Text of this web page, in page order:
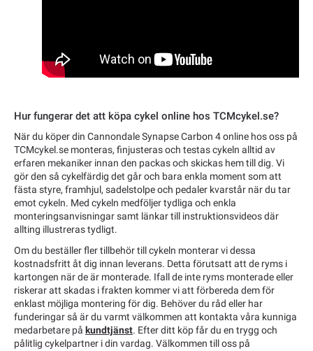
Hur fungerar det att köpa cykel online hos TCMcykel.se?
När du köper din Cannondale Synapse Carbon 4 online hos oss på
TCMcykel.se monteras, finjusteras och testas cykeln alltid av
erfaren mekaniker innan den packas och skickas hem till dig. Vi
gör den så cykelfärdig det går och bara enkla moment som att
fästa styre, framhjul, sadelstolpe och pedaler kvarstår när du tar
emot cykeln. Med cykeln medföljer tydliga och enkla
monteringsanvisningar samt länkar till instruktionsvideos där
allting illustreras tydligt.
Om du beställer fler tillbehör till cykeln monterar vi dessa
kostnadsfritt åt dig innan leverans. Detta förutsatt att de ryms i
kartongen när de är monterade. Ifall de inte ryms monterade eller
riskerar att skadas i frakten kommer vi att förbereda dem för
enklast möjliga montering för dig. Behöver du råd eller har
funderingar så är du varmt välkommen att kontakta våra kunniga
medarbetare på kundtjänst. Efter ditt köp får du en trygg och
pålitlig cykelpartner i din vardag. Välkommen till oss på